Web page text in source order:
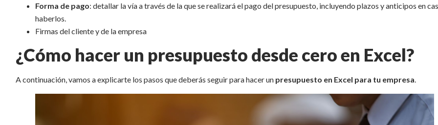
Forma de pago: detallar la vía a través de la que se realizará el pago del presupuesto, incluyendo plazos y anticipos en
haberlos.
Firmas del cliente y de la empresa
¿Cómo hacer un presupuesto desde cero en Excel?
A continuación, vamos a explicarte los pasos que deberás seguir para hacer un presupuesto en Excel para tu empresa.